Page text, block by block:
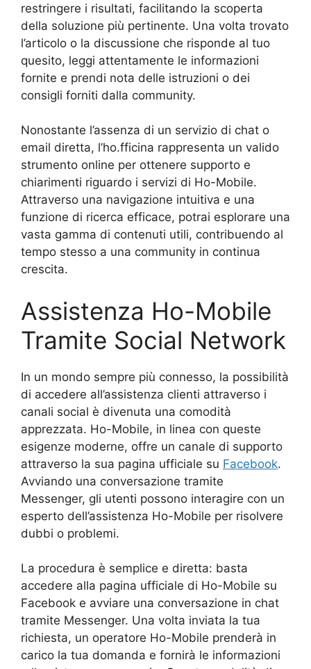
restringere i risultati, facilitando la scoperta
della soluzione più pertinente. Una volta trovato
l’articolo o la discussione che risponde al tuo
quesito, leggi attentamente le informazioni
fornite e prendi nota delle istruzioni o dei
consigli forniti dalla community.
Nonostante l’assenza di un servizio di chat o
email diretta, l’ho.fficina rappresenta un valido
strumento online per ottenere supporto e
chiarimenti riguardo i servizi di Ho-Mobile.
Attraverso una navigazione intuitiva e una
funzione di ricerca efficace, potrai esplorare una
vasta gamma di contenuti utili, contribuendo al
tempo stesso a una community in continua
crescita.
Assistenza Ho-Mobile
Tramite Social Network
In un mondo sempre più connesso, la possibilità
di accedere all’assistenza clienti attraverso i
canali social è divenuta una comodità
apprezzata. Ho-Mobile, in linea con queste
esigenze moderne, offre un canale di supporto
attraverso la sua pagina ufficiale su Facebook.
Avviando una conversazione tramite
Messenger, gli utenti possono interagire con un
esperto dell’assistenza Ho-Mobile per risolvere
dubbi o problemi.
La procedura è semplice e diretta: basta
accedere alla pagina ufficiale di Ho-Mobile su
Facebook e avviare una conversazione in chat
tramite Messenger. Una volta inviata la tua
richiesta, un operatore Ho-Mobile prenderà in
carico la tua domanda e fornirà le informazioni